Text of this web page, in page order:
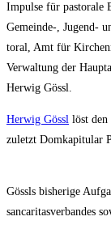
Impul­se für pas­to­ra­le
Gemeinde‑, Jugend-
to­ral, Amt für
Ver­wal­tung der
Her­wig Gössl.
Her­wig Gössl löst
zuletzt Dom­ka­pi­tu­lar
Gössls bis­he­ri­ge
sanca­ri­tas­ver­ban­des